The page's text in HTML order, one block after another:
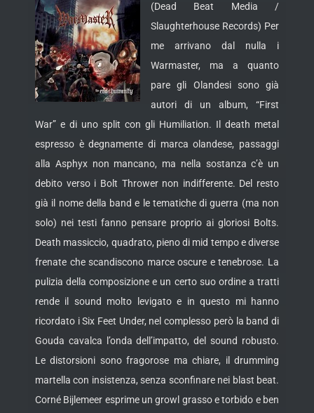
(Dead Beat Media /
Slaughterhouse Records) Per
me arrivano dal nulla i
Warmaster, ma a quanto
pare gli Olandesi sono già
autori di un album, “First
War” e di uno split con gli Humiliation. Il death metal
espresso è degnamente di marca olandese, passaggi
alla Asphyx non mancano, ma nella sostanza c’è un
debito verso i Bolt Thrower non indifferente. Del resto
già il nome della band e le tematiche di guerra (ma non
solo) nei testi fanno pensare proprio ai gloriosi Bolts.
Death massiccio, quadrato, pieno di mid tempo e diverse
frenate che scandiscono marce oscure e tenebrose. La
pulizia della composizione e un certo suo ordine a tratti
rende il sound molto levigato e in questo mi hanno
ricordato i Six Feet Under, nel complesso però la band di
Gouda cavalca l’onda dell’impatto, del sound robusto.
Le distorsioni sono fragorose ma chiare, il drumming
martella con insistenza, senza sconfinare nei blast beat.
Corné Bijlemeer esprime un growl grasso e torbido e ben